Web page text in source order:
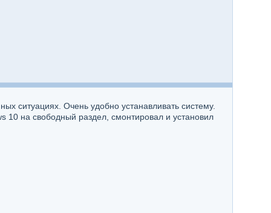
ситуациях. Очень удобно устанавливать систему.
10 на свободный раздел, смонтировал и установил